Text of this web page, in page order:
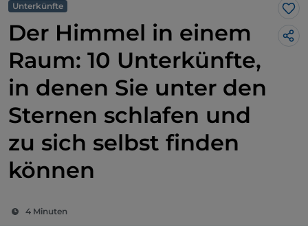
Unterkünfte
Der Himmel in einem
Raum: 10 Unterkünfte,
in denen Sie unter den
Sternen schlafen und
zu sich selbst finden
können
4 Minuten